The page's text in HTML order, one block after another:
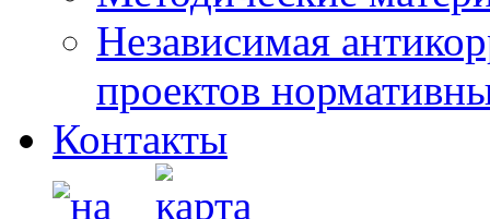
Независимая
проектов
Контакты